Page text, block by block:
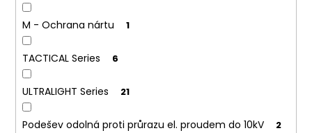
M - Ochrana nártu 1
TACTICAL Series 6
ULTRALIGHT Series 21
Podešev odolná proti průrazu el. proudem do 10kV 2